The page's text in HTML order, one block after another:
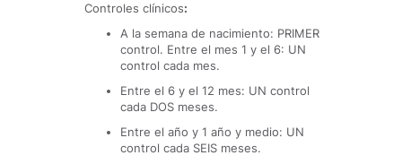
Controles clínicos:
A la semana de nacimiento: PRIMER
control. Entre el mes 1 y el 6: UN
control cada mes.
Entre el 6 y el 12 mes: UN control
cada DOS meses.
Entre el año y 1 año y medio: UN
control cada SEIS meses.